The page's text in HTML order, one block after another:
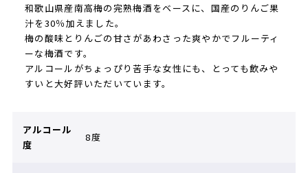
和歌山県産南高梅の完熟梅酒をベースに、国産のりんご果
汁を30％加えました。
梅の酸味とりんごの甘さがあわさった爽やかでフルーティ
ーな梅酒です。
アルコールがちょっぴり苦手な女性にも、とっても飲みや
すいと大好評いただいています。
アルコール
度
8度